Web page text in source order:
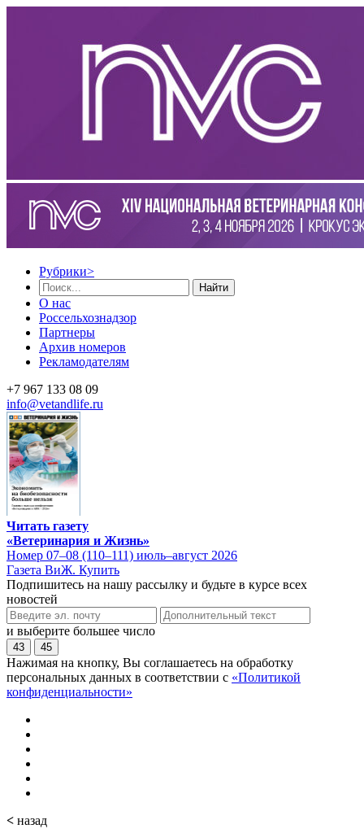
Рубрики>
Найти
О нас
Россельхознадзор
Партнеры
Архив номеров
Рекламодателям
+7 967 133 08 09
info@vetandlife.ru
Читать газету
«Ветеринария и Жизнь»
Номер 07–08 (110–111) июль–август 2026
Газета ВиЖ. Купить
Подпишитесь на нашу рассылку и будьте в курсе всех
новостей
и выберите большее число
43 45
Нажимая на кнопку, Вы соглашаетесь на обработку
персональных данных в соответствии с «Политикой
конфиденциальности»
< назад